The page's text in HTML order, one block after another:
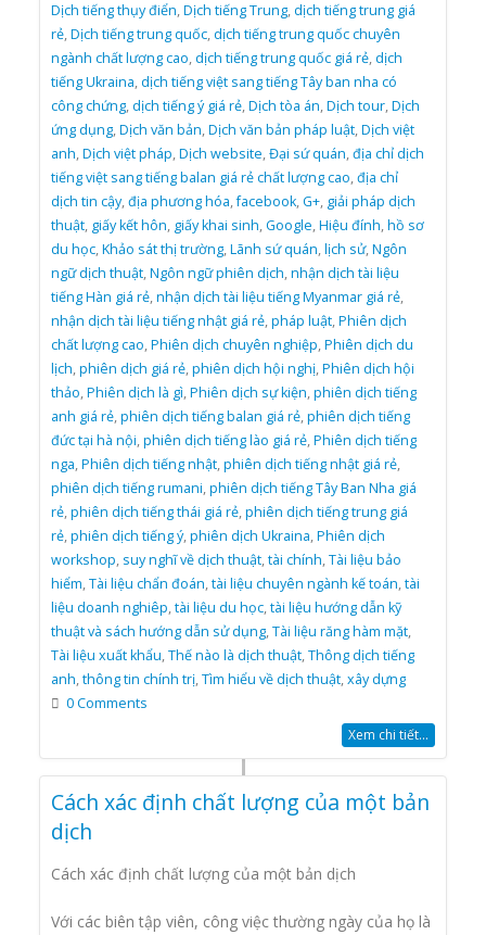
Dịch tiếng thụy điển,Dịch tiếng Trung,dịch tiếng trung giá
rẻ,Dịch tiếng trung quốc,dịch tiếng trung quốc chuyên
ngành chất lượng cao,dịch tiếng trung quốc giá rẻ,dịch
tiếng Ukraina,dịch tiếng việt sang tiếng Tây ban nha có
công chứng,dịch tiếng ý giá rẻ,Dịch tòa án,Dịch tour,Dịch
ứng dụng,Dịch văn bản,Dịch văn bản pháp luật,Dịch việt
anh,Dịch việt pháp,Dịch website,Đại sứ quán,địa chỉ dịch
tiếng việt sang tiếng balan giá rẻ chất lượng cao,địa chỉ
dịch tin cậy,địa phương hóa,facebook,G+, giải pháp dịch
thuật, giấy kết hôn, giấy khai sinh,Google,Hiệu đính,hồ sơ
du học,Khảo sát thị trường,Lãnh sứ quán,lịch sử,Ngôn
ngữ dịch thuật,Ngôn ngữ phiên dịch,nhận dịch tài liệu
tiếng Hàn giá rẻ,nhận dịch tài liệu tiếng Myanmar giá rẻ,
nhận dịch tài liệu tiếng nhật giá rẻ,pháp luật,Phiên dịch
chất lượng cao,Phiên dịch chuyên nghiệp,Phiên dịch du
lịch,phiên dịch giá rẻ,phiên dịch hội nghị,Phiên dịch hội
thảo,Phiên dịch là gì,Phiên dịch sự kiện,phiên dịch tiếng
anh giá rẻ,phiên dịch tiếng balan giá rẻ,phiên dịch tiếng
đức tại hà nội,phiên dịch tiếng lào giá rẻ,Phiên dịch tiếng
nga,Phiên dịch tiếng nhật,phiên dịch tiếng nhật giá rẻ,
phiên dịch tiếng rumani,phiên dịch tiếng Tây Ban Nha giá
rẻ,phiên dịch tiếng thái giá rẻ,phiên dịch tiếng trung giá
rẻ,phiên dịch tiếng ý,phiên dịch Ukraina,Phiên dịch
workshop, suy nghĩ về dịch thuật,tài chính,Tài liệu bảo
hiểm,Tài liệu chẩn đoán,tài liệu chuyên ngành kế toán,tài
liệu doanh nghiêp,tài liệu du học,tài liệu hướng dẫn kỹ
thuật và sách hướng dẫn sử dụng,Tài liệu răng hàm mặt,
Tài liệu xuất khẩu,Thế nào là dịch thuật,Thông dịch tiếng
anh,thông tin chính trị,Tìm hiểu về dịch thuật,xây dựng
0 Comments
Xem chi tiết...
Cách xác định chất lượng của một bản
dịch
Cách xác định chất lượng của một bản dịch
Với các biên tập viên, công việc thường ngày của họ là